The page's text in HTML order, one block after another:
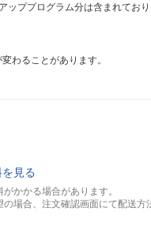
ッププログラム分は含まれており
わることがあります。
見る
かかる場合があります。
場合、注文確認画面にて配送方